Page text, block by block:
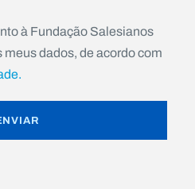
à Fundação Salesianos
dados, de acordo com